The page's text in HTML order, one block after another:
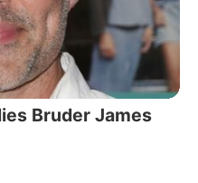
Bruder James